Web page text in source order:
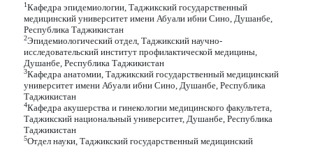
1Кафедра эпидемиологии, Таджикский государственный
медицинский университет имени Абуали ибни Сино, Душанбе,
Республика Таджикистан
2Эпидемиологический отдел, Таджикский научно-
исследовательский институт профилактической медицины,
Душанбе, Республика Таджикистан
3Кафедра анатомии, Таджикский государственный медицинский
университет имени Абуали ибни Сино, Душанбе, Республика
Таджикистан
4Кафедра акушерства и гинекологии медицинского факультета,
Таджикский национальный университет, Душанбе, Республика
Таджикистан
5Отдел науки, Таджикский государственный медицинский